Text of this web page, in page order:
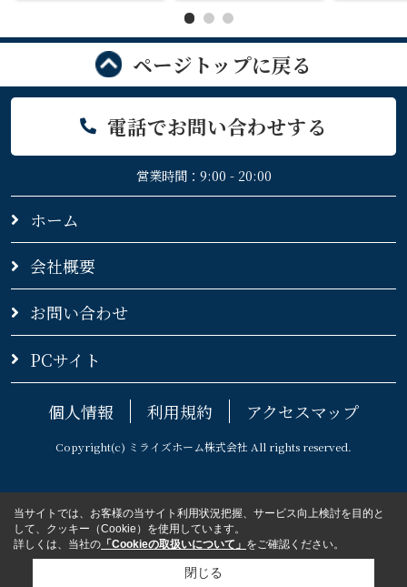
ページトップに戻る
電話でお問い合わせする
営業時間：9:00 - 20:00
ホーム
会社概要
お問い合わせ
PCサイト
個人情報 利用規約 アクセスマップ
Copyright(c) ミライズホーム株式会社 All rights reserved.
当サイトでは、お客様の当サイト利用状況把握、サービス向上検討を目的と
して、クッキー（Cookie）を使用しています。
詳しくは、当社の 「Cookieの取扱いについて」 をご確認ください。
閉じる